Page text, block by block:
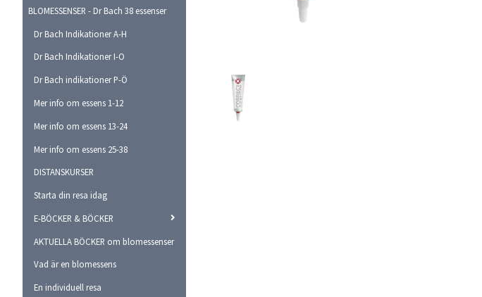
BLOMESSENSER - Dr Bach 38 essenser
Dr Bach Indikationer A-H
Dr Bach Indikationer I-O
Dr Bach indikationer P-Ö
Mer info om essens 1-12
Mer info om essens 13-24
Mer info om essens 25-38
DISTANSKURSER
Starta din resa idag
E-BÖCKER & BÖCKER
AKTUELLA BÖCKER om blomessenser
Vad är en blomessens
En individuell resa